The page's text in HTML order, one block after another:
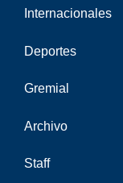
Internacionales
Deportes
Gremial
Archivo
Staff